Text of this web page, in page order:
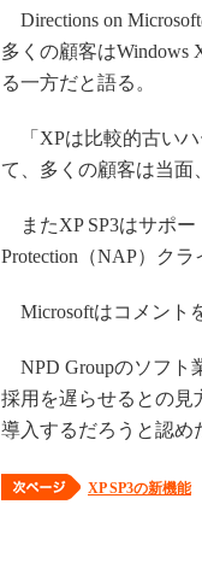
Directions on
多くの顧客はWindows
る一方だと語る。
「XPは比較的古いハ
て、多くの顧客は当面
またXP SP3はサポー
Protection（NAP）ク
Microsoftはコメント
NPD Groupのソフト
採用を遅らせるとの見
導入するだろうと認め
XP SP3の新機能